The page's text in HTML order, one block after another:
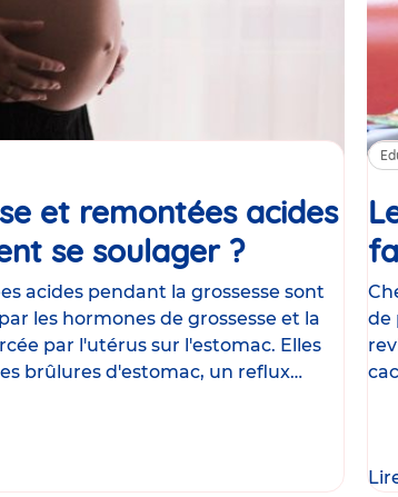
et remontées acides
se soulager ?Article
acides pendant la grossesse sont
les hormones de grossesse et la
par l'utérus sur l'estomac. Elles
brûlures d'estomac, un reflux
de